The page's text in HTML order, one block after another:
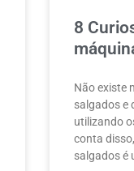
8
Não existe
salgados e
utilizando
conta
salgados é